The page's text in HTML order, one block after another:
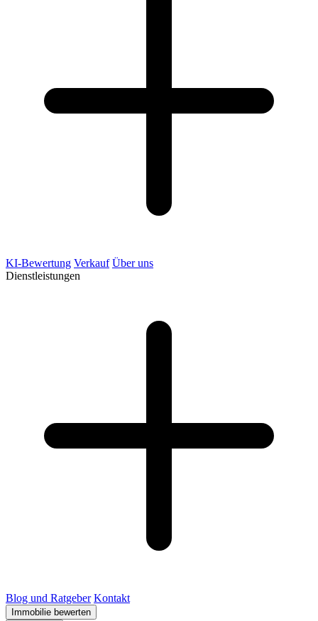
KI-Bewertung Verkauf Über uns
Dienstleistungen
Blog und Ratgeber Kontakt
Immobilie bewerten